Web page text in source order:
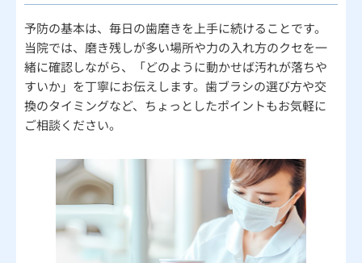
予防の基本は、毎日の歯磨きを上手に続けることです。
当院では、磨き残しが多い場所や力の入れ方のクセを一
緒に確認しながら、「どのように動かせば汚れが落ちや
すいか」を丁寧にお伝えします。歯ブラシの選び方や交
換のタイミングなど、ちょっとしたポイントもお気軽に
ご相談ください。